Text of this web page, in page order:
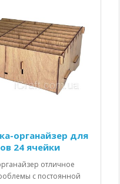
органайзер для
24 ячейки
отличное
с постоянной